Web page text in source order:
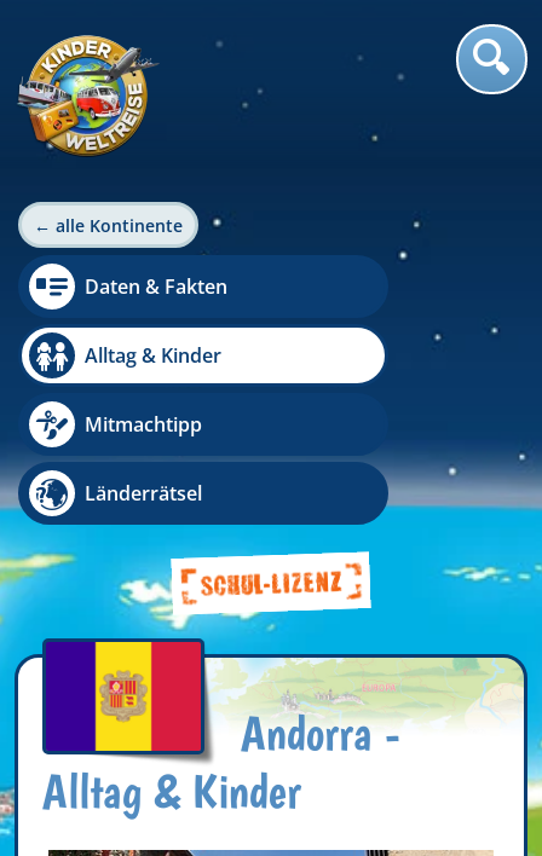
← alle Kontinente
Daten & Fakten
Alltag & Kinder
Mitmachtipp
Länderrätsel
Andorra -
Alltag & Kinder